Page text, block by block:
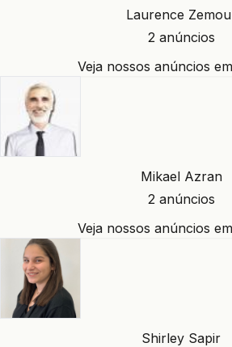
Laurence
2 anúncios
Veja nossos anúncios
Mikael Azran
2 anúncios
Veja nossos anúncios
Shirley Sapir